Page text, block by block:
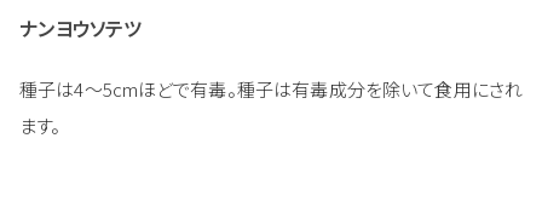
ナンヨウソテツ
種子は4～5cmほどで有毒。種子は有毒成分を除いて食用にされ
ます。